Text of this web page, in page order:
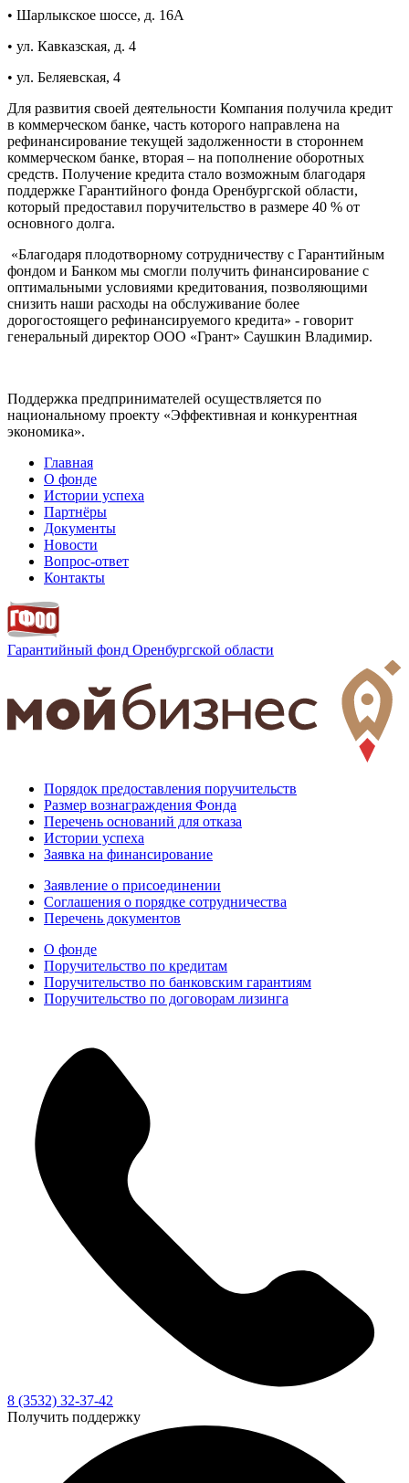
• Шарлыкское шоссе, д. 16А
• ул. Кавказская, д. 4
• ул. Беляевская, 4
Для развития своей деятельности Компания получила кредит
в коммерческом банке, часть которого направлена на
рефинансирование текущей задолженности в стороннем
коммерческом банке, вторая – на пополнение оборотных
средств. Получение кредита стало возможным благодаря
поддержке Гарантийного фонда Оренбургской области,
который предоставил поручительство в размере 40 % от
основного долга.
«Благодаря плодотворному сотрудничеству с Гарантийным
фондом и Банком мы смогли получить финансирование с
оптимальными условиями кредитования, позволяющими
снизить наши расходы на обслуживание более
дорогостоящего рефинансируемого кредита» - говорит
генеральный директор ООО «Грант» Саушкин Владимир.
Поддержка предпринимателей осуществляется по
национальному проекту «Эффективная и конкурентная
экономика».
Главная
О фонде
Истории успеха
Партнёры
Документы
Новости
Вопрос-ответ
Контакты
Гарантийный фонд Оренбургской области
Порядок предоставления поручительств
Размер вознаграждения Фонда
Перечень оснований для отказа
Истории успеха
Заявка на финансирование
Заявление о присоединении
Соглашения о порядке сотрудничества
Перечень документов
О фонде
Поручительство по кредитам
Поручительство по банковским гарантиям
Поручительство по договорам лизинга
8 (3532) 32-37-42
Получить поддержку